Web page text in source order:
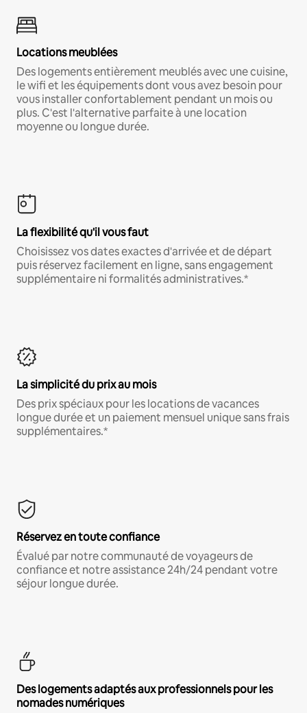
Locations meublées
Des logements entièrement meublés avec une cuisine,
le wifi et les équipements dont vous avez besoin pour
vous installer confortablement pendant un mois ou
plus. C'est l'alternative parfaite à une location
moyenne ou longue durée.
La flexibilité qu'il vous faut
Choisissez vos dates exactes d'arrivée et de départ
puis réservez facilement en ligne, sans engagement
supplémentaire ni formalités administratives.*
La simplicité du prix au mois
Des prix spéciaux pour les locations de vacances
longue durée et un paiement mensuel unique sans frais
supplémentaires.*
Réservez en toute confiance
Évalué par notre communauté de voyageurs de
confiance et notre assistance 24h/24 pendant votre
séjour longue durée.
Des logements adaptés aux professionnels pour les
nomades numériques